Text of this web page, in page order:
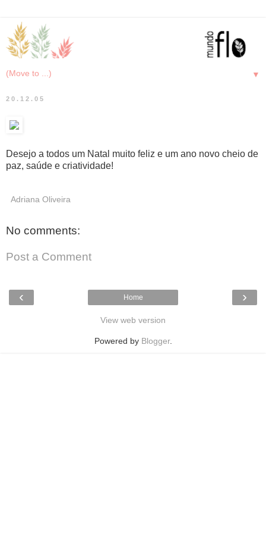
▼
20.12.05
Desejo a todos um Natal muito feliz e um ano novo cheio de
paz, saúde e criatividade!
Adriana Oliveira
No comments:
Post a Comment
‹ ›
Home
View web version
Powered by Blogger.